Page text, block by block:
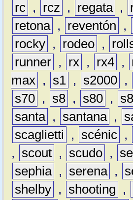
rc , rcz , regata ,
retona , reventón ,
rocky , rodeo ,
runner , rx , rx4 ,
max , s1 , s2000 ,
s70 , s8 , s80 ,
santa , santana ,
scaglietti
, scénic ,
,
scout , scudo ,
sephia , serena ,
shelby , shooting ,